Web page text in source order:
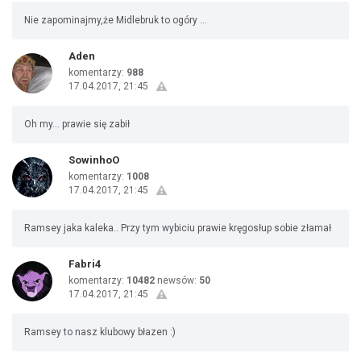
Nie zapominajmy,że Midlebruk to ogóry ...
Aden
komentarzy: 988
17.04.2017, 21:45
Oh my... prawie się zabił
SowinhoO
komentarzy: 1008
17.04.2017, 21:45
Ramsey jaka kaleka.. Przy tym wybiciu prawie kręgosłup sobie złamał
Fabri4
komentarzy: 10482 newsów: 50
17.04.2017, 21:45
Ramsey to nasz klubowy błazen :)